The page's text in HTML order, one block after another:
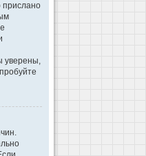
прислано
уверены,